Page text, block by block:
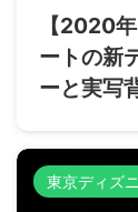
【2020
ートの新
ーと実写
東京ディズ